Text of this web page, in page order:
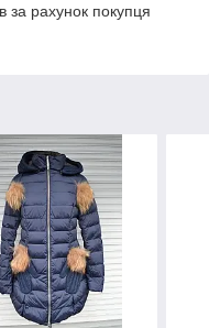
за рахунок покупця